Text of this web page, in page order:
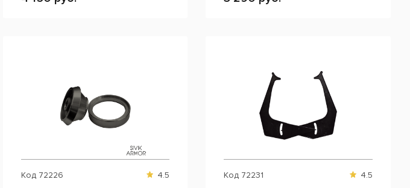
Код 72226 4.5 Код 72231 4.5